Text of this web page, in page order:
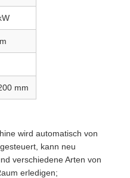
mm
wird automatisch von
kann neu
verschiedene Arten von
erledigen;